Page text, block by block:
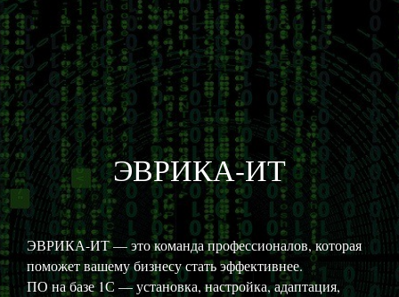
ЭВРИКА-ИТ
ЭВРИКА-ИТ — это команда профессионалов, которая
поможет вашему бизнесу стать эффективнее.
ПО на базе 1С — установка, настройка, адаптация,